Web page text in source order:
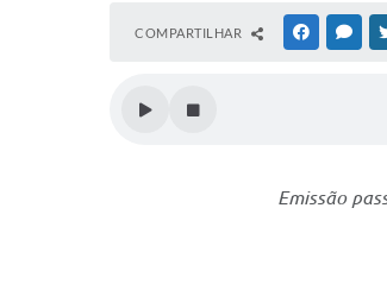
COMPARTILHAR FACEBOOK
Emissão